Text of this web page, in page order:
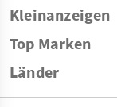
Kleinanzeigen
Top Marken
Länder